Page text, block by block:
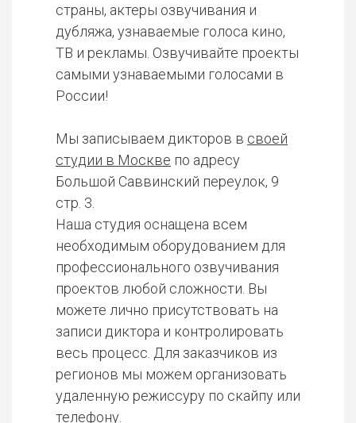
страны, актеры озвучивания и
дубляжа, узнаваемые голоса кино,
ТВ и рекламы. Озвучивайте проекты
самыми узнаваемыми голосами в
России!
Мы записываем дикторов в своей
студии в Москве по адресу
Большой Саввинский переулок, 9
стр. 3.
Наша студия оснащена всем
необходимым оборудованием для
профессионального озвучивания
проектов любой сложности. Вы
можете лично присутствовать на
записи диктора и контролировать
весь процесс. Для заказчиков из
регионов мы можем организовать
удаленную режиссуру по скайпу или
телефону.